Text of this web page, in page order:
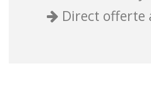
Direct offerte